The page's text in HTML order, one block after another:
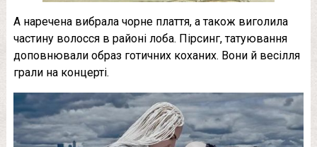
А наречена вибрала чорне плаття, а також виголила
частину волосся в районі лоба. Пірсинг, татуювання
доповнювали образ готичних коханих. Вони й весілля
грали на концерті.